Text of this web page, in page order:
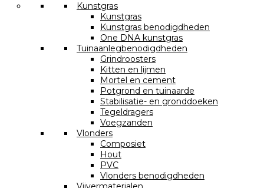
Kunstgras
Kunstgras
Kunstgras benodigdheden
One DNA kunstgras
Tuinaanlegbenodigdheden
Grindroosters
Kitten en lijmen
Mortel en cement
Potgrond en tuinaarde
Stabilisatie- en gronddoeken
Tegeldragers
Voegzanden
Vlonders
Composiet
Hout
PVC
Vlonders benodigdheden